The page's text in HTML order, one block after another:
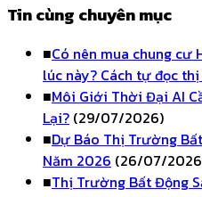
Tin cùng chuyên mục
■Có nên mua chung cư
lúc này? Cách tự đọc
■Môi Giới Thời Đại AI
Lại? (29/07/2026)
■Dự Báo Thị Trường
Năm 2026 (26/07/
■Thị Trường Bất Động